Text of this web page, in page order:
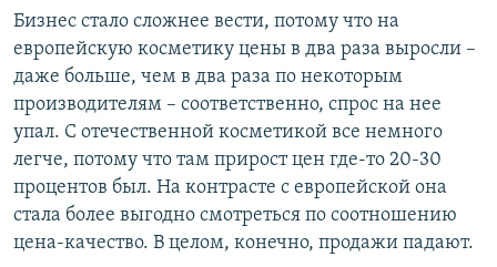
Бизнес стало сложнее вести, потому что на
европейскую косметику цены в два раза выросли –
даже больше, чем в два раза по некоторым
производителям – соответственно, спрос на нее
упал. С отечественной косметикой все немного
легче, потому что там прирост цен где-то 20-30
процентов был. На контрасте с европейской она
стала более выгодно смотреться по соотношению
цена-качество. В целом, конечно, продажи падают.